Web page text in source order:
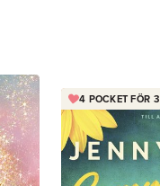
4 POCKET FÖR 3